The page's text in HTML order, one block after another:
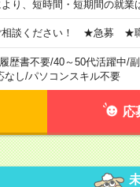
り、短時間・短期間の就業
相談ください！ ★急募 ★職
歴書不要/40～50代活躍中/
なし/パソコンスキル不要
応